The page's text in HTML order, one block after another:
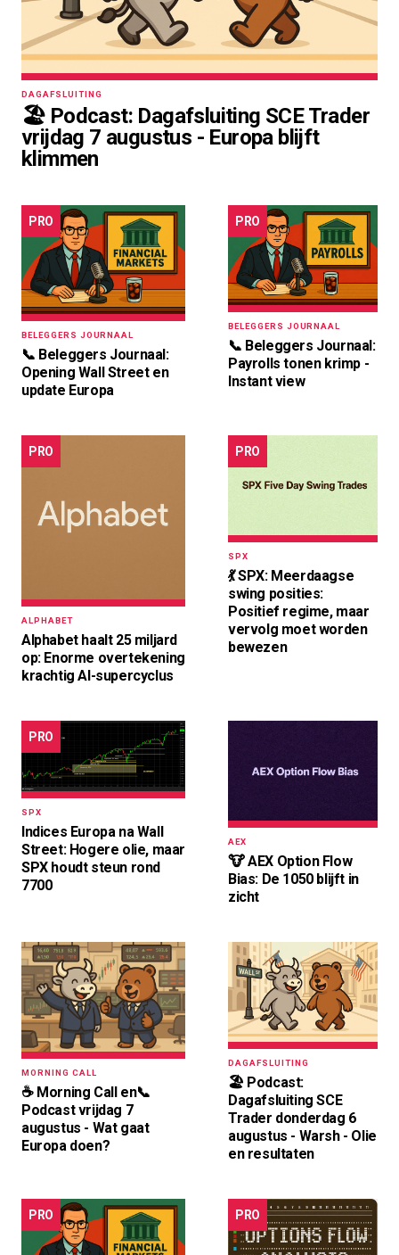
DAGAFSLUITING
🏖️ Podcast: Dagafsluiting SCE Trader
vrijdag 7 augustus - Europa blijft
klimmen
PRO
BELEGGERS JOURNAAL
📞 Beleggers Journaal:
Opening Wall Street en
update Europa
PRO
BELEGGERS JOURNAAL
📞 Beleggers Journaal:
Payrolls tonen krimp -
Instant view
PRO
ALPHABET
Alphabet haalt 25 miljard
op: Enorme overtekening
krachtig AI-supercyclus
PRO
SPX
💃 SPX: Meerdaagse
swing posities:
Positief regime, maar
vervolg moet worden
bewezen
PRO
SPX
Indices Europa na Wall
Street: Hogere olie, maar
SPX houdt steun rond
7700
AEX
🐮 AEX Option Flow
Bias: De 1050 blijft in
zicht
MORNING CALL
☕️ Morning Call en📞
Podcast vrijdag 7
augustus - Wat gaat
Europa doen?
DAGAFSLUITING
🏖️ Podcast:
Dagafsluiting SCE
Trader donderdag 6
augustus - Warsh - Olie
en resultaten
PRO PRO